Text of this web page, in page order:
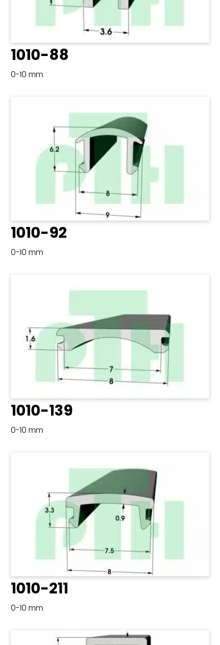
1010-88
0-10 mm
1010-92
0-10 mm
1010-139
0-10 mm
1010-211
0-10 mm